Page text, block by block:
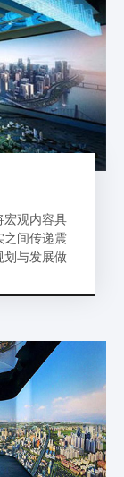
宏观内容具
之间传递震
划与发展做